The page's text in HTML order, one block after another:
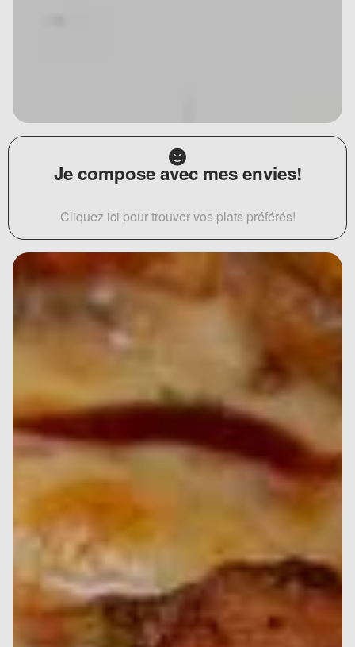
Je compose avec mes envies!
Cliquez ici pour trouver vos plats préférés!